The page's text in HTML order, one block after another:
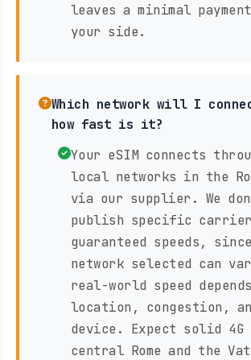
leaves a minimal
your side.
Which network will I
how fast is it?
Your eSIM connects
local networks in the
via our supplier. We
publish specific carrier
guaranteed speeds,
network selected can
real-world speed
location, congestion,
device. Expect solid 4G
central Rome and the